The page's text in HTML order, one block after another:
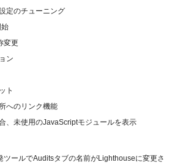
定のチューニング
変更
ン
ト
へのリンク機能
、未使用のJavaScriptモジュールを表示
ツールでAuditsタブの名前がLighthouseに変更さ